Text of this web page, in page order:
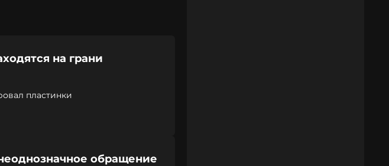
на грани
пластинки
обращение